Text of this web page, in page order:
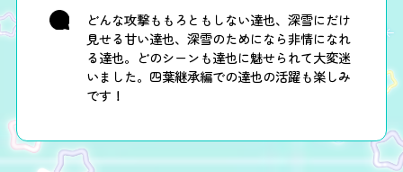
どんな攻撃ももろともしない達也、深雪にだけ
見せる甘い達也、深雪のためになら非情になれ
る達也。どのシーンも達也に魅せられて大変迷
いました。四葉継承編での達也の活躍も楽しみ
です！